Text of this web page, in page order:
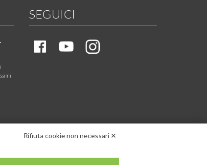
SEGUICI
Rifiuta cookie non necessari ✕